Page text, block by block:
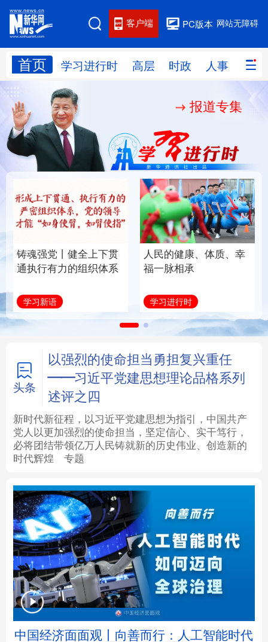
网站无障碍
PC版本
客户端
首页 学习进行时 高层 时政 人事 国际
网站地图
学习进行时 人事
国际 财经 网评
思客智库 全球连线 教育
科技 科创 量子 体育
文化 书画 健康 军事
访谈 视频 图片 政务
信息化 数字经济
学术中国 乡村振兴 银龄 溯源中国
城市 旅游 能源 会展
彩票 娱乐 时尚 悦读
公益 一带一路 亚太网 上市公司
地方频道
北京 天津 河北 山西
辽宁 吉林 上海 江苏
浙江 安徽 福建 江西
报道专集
铸魂强党丨健全上下贯
通执行有力的组织体系
学习新语
人民的健康、体质、幸
福一脉相承
学习进行时
头条
以强烈的使命担当勇担复兴重任
——习近平党建思想理论品格系列
述评之四
新时代新征程，以习近平党建思想为指引，中国共产
党人以更加强烈的使命担当，坚定信心、实干笃行，
必将团结带领亿万人民铸就新的历史伟业、创造新的
时代辉煌
专题
中国经济面面观丨向善而行：人工智能时代